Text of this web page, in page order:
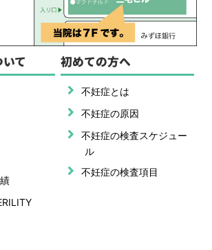
て 初めての方へ
不妊症とは
不妊症の原因
不妊症の検査スケジュー
ル
不妊症の検査項目